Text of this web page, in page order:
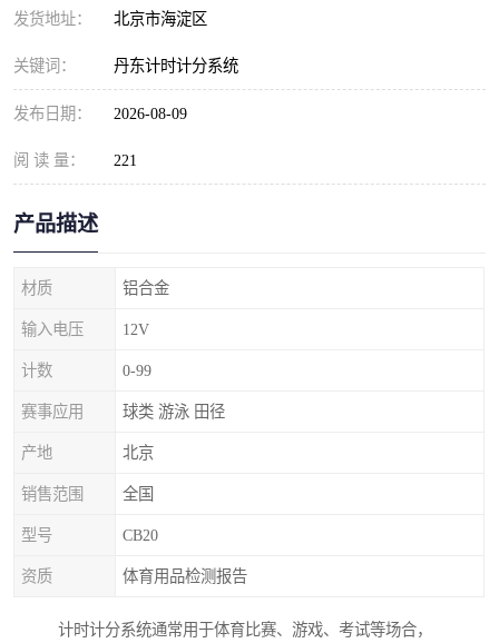
发货地址： 北京市海淀区
关键词： 丹东计时计分系统
发布日期： 2026-08-09
阅 读 量： 221
产品描述
材质 铝合金
输入电压 12V
计数 0-99
赛事应用 球类 游泳 田径
产地 北京
销售范围 全国
型号 CB20
资质 体育用品检测报告
计时计分系统通常用于体育比赛、游戏、考试等场合，